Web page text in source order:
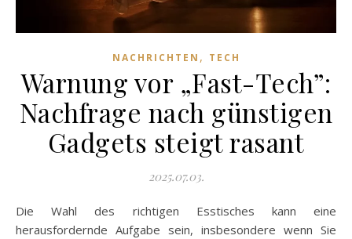
NACHRICHTEN , TECH
Warnung vor „Fast-Tech”:
Nachfrage nach günstigen
Gadgets steigt rasant
2025.07.03.
Die Wahl des richtigen Esstisches kann eine
herausfordernde Aufgabe sein, insbesondere wenn Sie